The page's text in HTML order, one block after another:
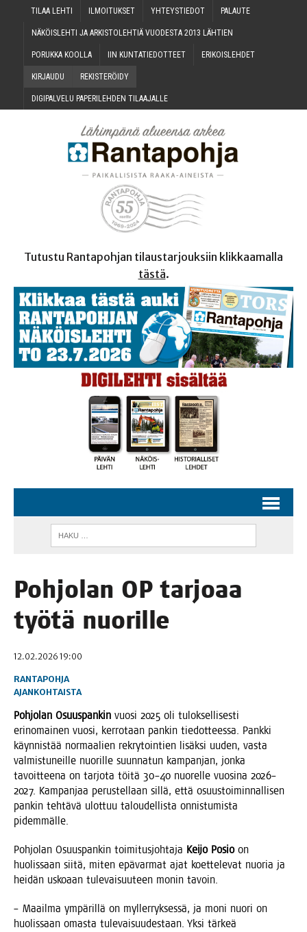
TILAA LEH­TI ILMOI­TUK­SET YHTEYS­TIE­DOT PALAU­TE
NÄKÖIS­LEH­TI JA ARKIS­TO­LEH­TIÄ VUO­DES­TA 2013 LÄHTIEN
PORUK­KA KOOLLA IIN KUN­TA­TIE­DOT­TEET ERI­KOIS­LEH­DET
KIR­JAU­DU REKIS­TE­RÖI­DY
DIGI­PAL­VE­LU PAPE­RI­LEH­DEN TILAAJALLE
Tutustu Rantapohjan tilaustarjouksiin klikkaamalla
tästä.
Poh­jo­lan OP tar­jo­aa
työ­tä nuorille
12.02.2026 19:00
RANTAPOHJA
AJANKOHTAISTA
Poh­jo­lan Osuus­pan­kin vuo­si 2025 oli tulok­sel­li­ses­ti
erin­omai­nen vuo­si, ker­ro­taan pan­kin tie­dot­tees­sa. Pank­ki
käyn­nis­tää nor­maa­lien rek­ry­toin­tien lisäk­si uuden, vas­ta
val­mis­tu­neil­le nuo­ril­le suun­na­tun kam­pan­jan, jon­ka
tavoit­tee­na on tar­jo­ta töi­tä 30–40 nuo­rel­le vuo­si­na 2026–
2027. Kam­pan­jaa perus­tel­laan sil­lä, että osuus­toi­min­nal­li­sen
pan­kin teh­tä­vä ulot­tuu talou­del­lis­ta onnis­tu­mis­ta
pidemmälle.
Poh­jo­lan Osuus­pan­kin toi­mi­tus­joh­ta­ja Kei­jo Posioon
huo­lis­saan sii­tä, miten epä­var­mat ajat koet­te­le­vat nuo­ria ja
hei­dän usko­aan tule­vai­suu­teen monin tavoin.
– Maa­il­ma ympä­ril­lä on myl­ler­ryk­ses­sä, ja moni nuo­ri on
huo­lis­saan omas­ta tule­vai­suu­des­taan. Yksi tär­keä